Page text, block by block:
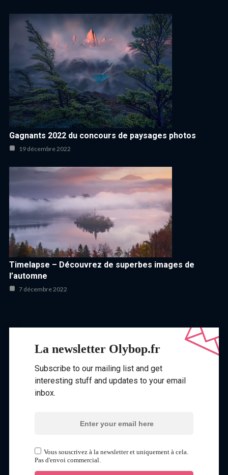
Gagnants 2022 du concours de paysages photos
19 décembre 2022
Timelapse – Découvrez de superbes images de
l’automne
7 décembre 2022
La newsletter Olybop.fr
Subscribe to our mailing list and get
interesting stuff and updates to your email
inbox.
Vous souscrivez à la newsletter et uniquement à cela.
Pas d'envoi commercial.